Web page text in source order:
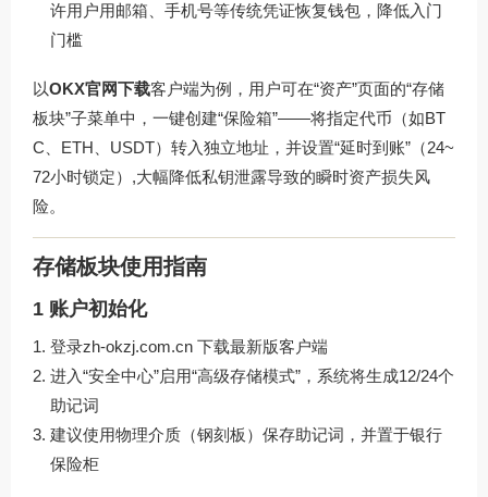
许用户用邮箱、手机号等传统凭证恢复钱包，降低入门
门槛
以OKX官网下载客户端为例，用户可在“资产”页面的“存储
板块”子菜单中，一键创建“保险箱”——将指定代币（如BT
C、ETH、USDT）转入独立地址，并设置“延时到账”（24~
72小时锁定）,大幅降低私钥泄露导致的瞬时资产损失风
险。
存储板块使用指南
1 账户初始化
登录zh-okzj.com.cn 下载最新版客户端
进入“安全中心”启用“高级存储模式”，系统将生成12/24个
助记词
建议使用物理介质（钢刻板）保存助记词，并置于银行
保险柜